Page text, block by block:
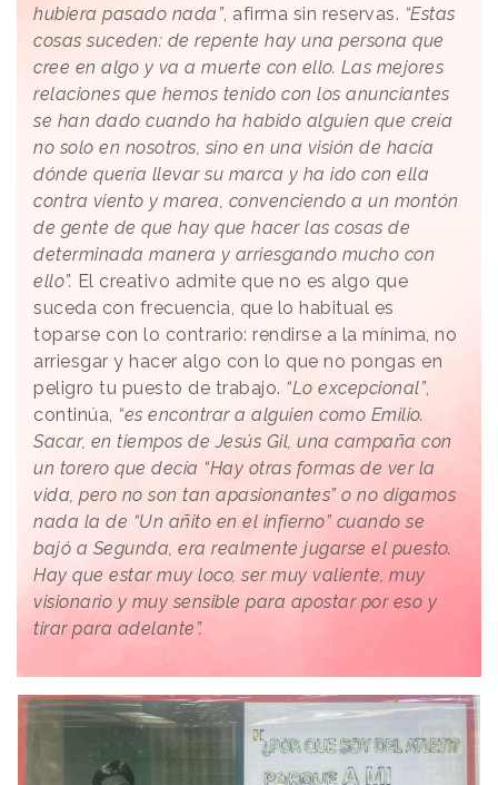
hubiera pasado nada”, afirma sin reservas. “Estas
cosas suceden: de repente hay una persona que
cree en algo y va a muerte con ello. Las mejores
relaciones que hemos tenido con los anunciantes
se han dado cuando ha habido alguien que creía
no solo en nosotros, sino en una visión de hacía
dónde quería llevar su marca y ha ido con ella
contra viento y marea, convenciendo a un montón
de gente de que hay que hacer las cosas de
determinada manera y arriesgando mucho con
ello”. El creativo admite que no es algo que
suceda con frecuencia, que lo habitual es
toparse con lo contrario: rendirse a la mínima, no
arriesgar y hacer algo con lo que no pongas en
peligro tu puesto de trabajo. “Lo excepcional”,
continúa, “es encontrar a alguien como Emilio.
Sacar, en tiempos de Jesús Gil, una campaña con
un torero que decía “Hay otras formas de ver la
vida, pero no son tan apasionantes” o no digamos
nada la de “Un añito en el infierno” cuando se
bajó a Segunda, era realmente jugarse el puesto.
Hay que estar muy loco, ser muy valiente, muy
visionario y muy sensible para apostar por eso y
tirar para adelante”.